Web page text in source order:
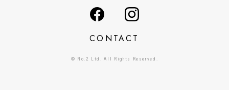
CONTACT
© No.2 Ltd. All Rights Reserved.